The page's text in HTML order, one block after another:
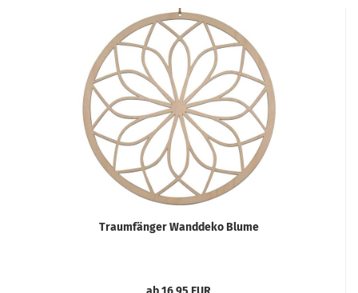
Traumfänger Wanddeko Blume